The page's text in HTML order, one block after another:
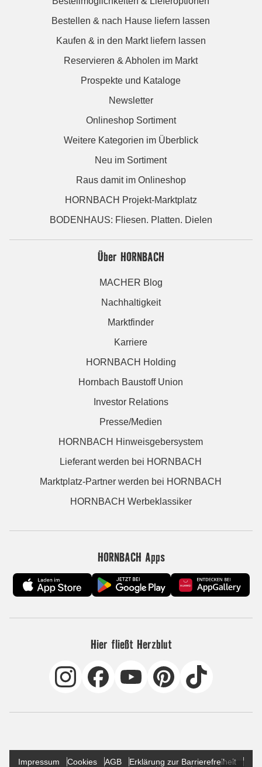
Bestellen & nach Hause liefern lassen
Kaufen & in den Markt liefern lassen
Reservieren & Abholen im Markt
Prospekte und Kataloge
Newsletter
Onlineshop Sortiment
Weitere Kategorien im Überblick
Neu im Sortiment
Raus damit im Onlineshop
HORNBACH Projekt-Marktplatz
BODENHAUS: Fliesen. Platten. Dielen
Über HORNBACH
MACHER Blog
Nachhaltigkeit
Marktfinder
Karriere
HORNBACH Holding
Hornbach Baustoff Union
Investor Relations
Presse/Medien
HORNBACH Hinweisgebersystem
Lieferant werden bei HORNBACH
Marktplatz-Partner werden bei HORNBACH
HORNBACH Werbeklassiker
HORNBACH Apps
Hier fließt Herzblut
Impressum Cookies AGB
Erklärung zur Barrierefreiheit